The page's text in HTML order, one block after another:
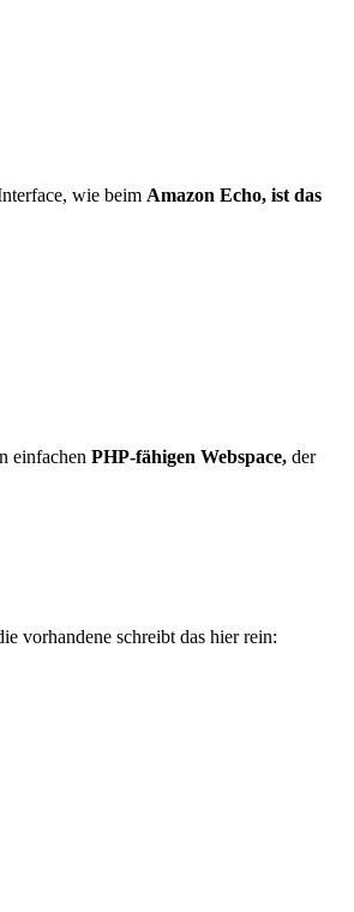
wie beim Amazon Echo, ist das
einfachen PHP-fähigen Webspace, der
vorhandene schreibt das hier rein: